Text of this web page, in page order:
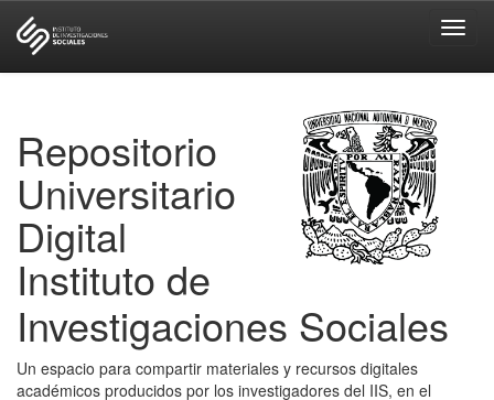
Repositorio
Universitario
Digital
Instituto de
Investigaciones Sociales
Un espacio para compartir materiales y recursos digitales
académicos producidos por los investigadores del IIS, en el